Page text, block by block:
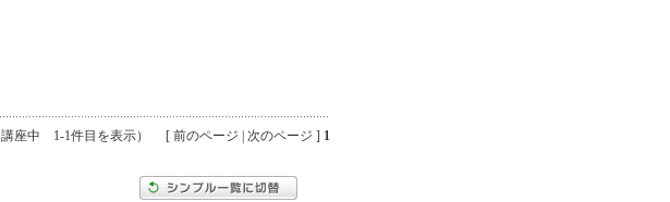
講座中 1-1件目を表示） [ 前のページ | 次のページ ] 1